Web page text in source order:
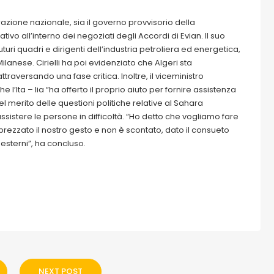
nazionale, sia il governo provvisorio della
all’interno dei negoziati degli Accordi di Evian. Il suo
quadri e dirigenti dell’industria petroliera ed energetica,
Cirielli ha poi evidenziato che Algeri sta
una fase critica. Inoltre, il viceministro
– lia “ha offerto il proprio aiuto per fornire assistenza
merito delle questioni politiche relative al Sahara
le persone in difficoltà. “Ho detto che vogliamo fare
il nostro gesto e non è scontato, dato il consueto
ha concluso.
NEXT POST